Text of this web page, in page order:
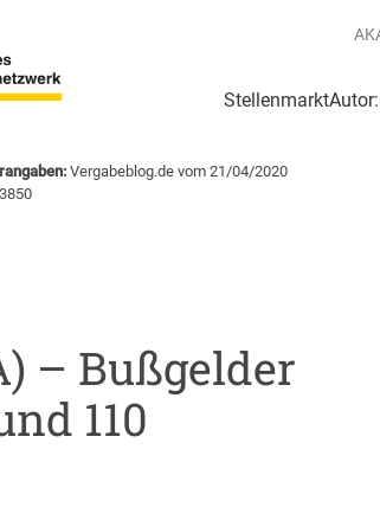
Stellenmarkt
Vergabeblog.de vom 21/04/2020
– Bußgelder
110